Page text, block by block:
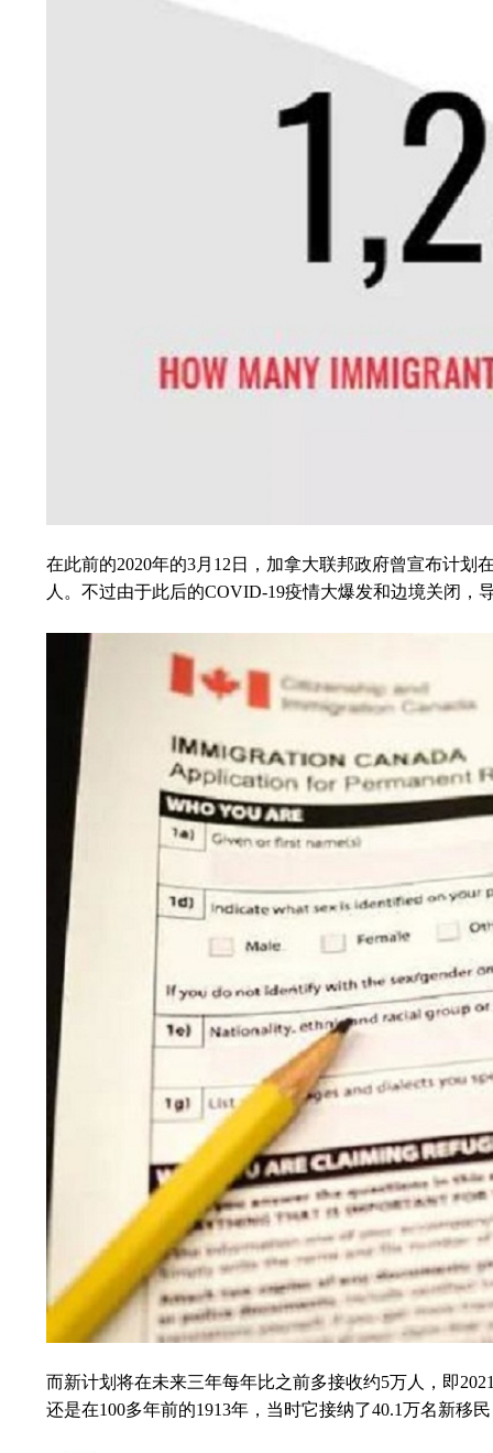
在此前的2020年的3月12日，加拿大联邦政府曾宣布计划
人。不过由于此后的COVID-19疫情大爆发和边境关闭，
而新计划将在未来三年每年比之前多接收约5万人，即
还是在100多年前的1913年，当时它接纳了40.1万名新移